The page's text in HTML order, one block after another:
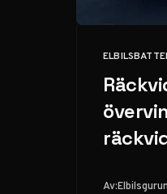
KATEGORI
Av:Elbilsgurun